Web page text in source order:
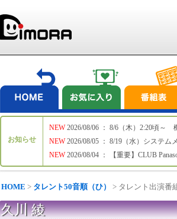
お知らせ
NEW
NEW
NEW
2026/08/06 ： 8/6（木）2:20頃～
2026/08/05 ： 8/19（水）システム
2026/08/04 ： 【重要】CLUB
HOME > タレント50音順（ひ） > タレント出演番
久川 綾